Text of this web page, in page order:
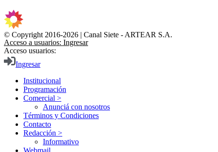
© Copyright 2016-2026 | Canal Siete - ARTEAR S.A.
Acceso a usuarios: Ingresar
Acceso usuarios:
Ingresar
Institucional
Programación
Comercial >
Anunciá con nosotros
Términos y Condiciones
Contacto
Redacción >
Informativo